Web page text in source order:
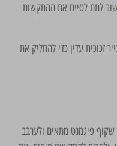
לתת לסיים את ההתקשות
עדין כדי להחליק את
שקוף פיגמנט מתאים ולערבב